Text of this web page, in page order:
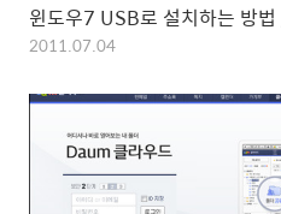
윈도우7 USB로 설치하는 방
2011.07.04